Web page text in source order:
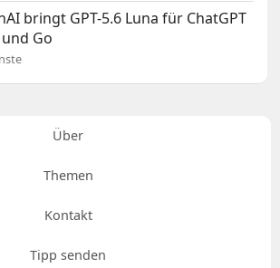
bringt GPT-5.6 Luna für ChatGPT
Go
Über
Themen
Kontakt
Tipp senden